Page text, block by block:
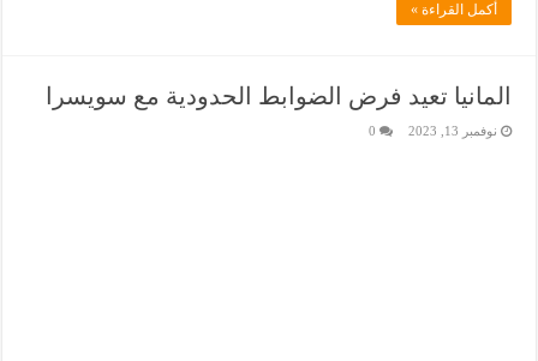
أكمل القراءة »
المانيا تعيد فرض الضوابط الحدودية مع سويسرا
نوفمبر 13, 2023 0